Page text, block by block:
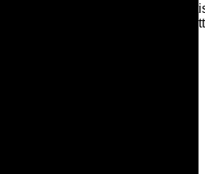
eines weltbekannten
in seinen Kunstwerken zu